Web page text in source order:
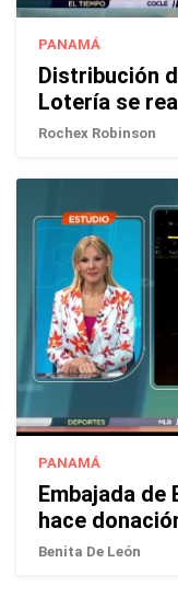
PANAMÁ
Distribución
Lotería se
Rochex Robinson
PANAMÁ
Embajada de
hace
Benita De León